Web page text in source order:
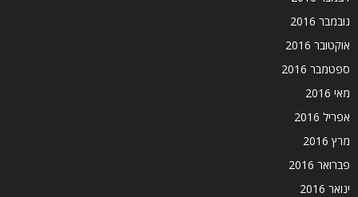
נובמבר 2016
אוקטובר 2016
ספטמבר 2016
מאי 2016
אפריל 2016
מרץ 2016
פברואר 2016
ינואר 2016